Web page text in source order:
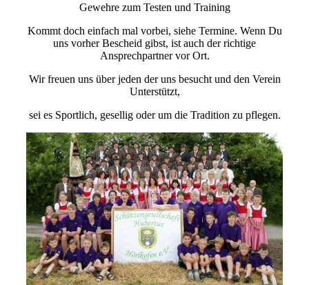
Gewehre zum Testen und Training
Kommt doch einfach mal vorbei, siehe Termine. Wenn Du
uns vorher Bescheid gibst, ist auch der richtige
Ansprechpartner vor Ort.
Wir freuen uns über jeden der uns besucht und den Verein
Unterstützt,
sei es Sportlich, gesellig oder um die Tradition zu pflegen.